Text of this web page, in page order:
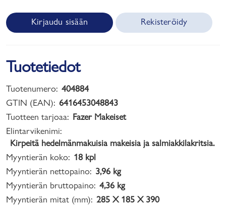
Kirjaudu sisään Rekisteröidy
Tuotetiedot
Tuotenumero: 404884
GTIN (EAN): 6416453048843
Tuotteen tarjoaa: Fazer Makeiset
Elintarvikenimi:
Kirpeitä hedelmänmakuisia makeisia ja salmiakkilakritsia.
Myyntierän koko: 18 kpl
Myyntierän nettopaino: 3,96 kg
Myyntierän bruttopaino: 4,36 kg
Myyntierän mitat (mm): 285 X 185 X 390